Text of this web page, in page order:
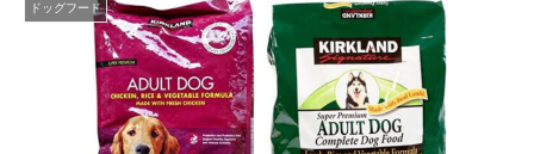
ドッグフード